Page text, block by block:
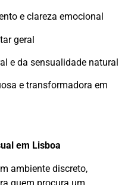
e clareza emocional
geral
e da sensualidade natural
e transformadora em
em Lisboa
ambiente discreto,
quem procura um